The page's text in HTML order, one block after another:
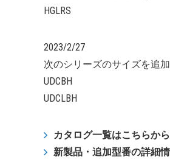
HGLRS
2023/2/27
次のシリーズのサイズを追加
UDCBH
UDCLBH
カタログ一覧はこちらから
新製品・追加型番の詳細